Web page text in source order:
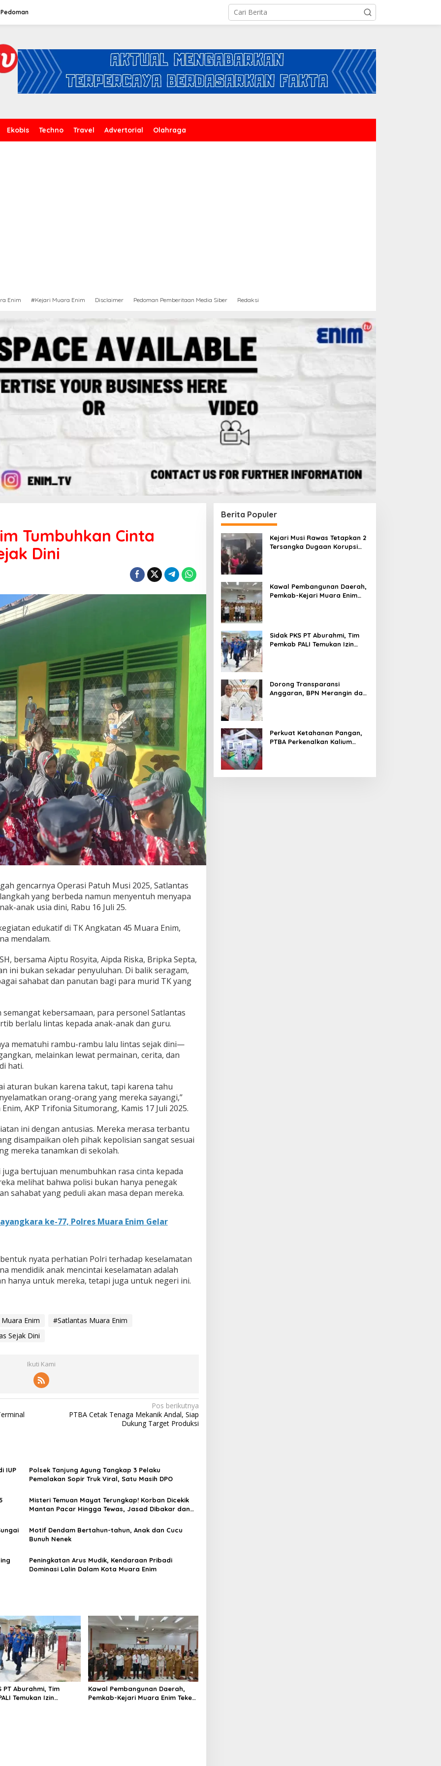
Pedoman
Ekobis Techno Travel Advertorial Olahraga
Enim #Kejari Muara Enim Disclaimer Pedoman Pemberitaan Media Siber Redaksi
Tumbuhkan Cinta
Dini
gencarnya Operasi Patuh Musi 2025, Satlantas
yang berbeda namun menyentuh menyapa
anak usia dini, Rabu 16 Juli 25.
edukatif di TK Angkatan 45 Muara Enim,
mendalam.
bersama Aiptu Rosyita, Aipda Riska, Bripka Septa,
ini bukan sekadar penyuluhan. Di balik seragam,
sahabat dan panutan bagi para murid TK yang
kebersamaan, para personel Satlantas
berlalu lintas kepada anak-anak dan guru.
mematuhi rambu-rambu lalu lintas sejak dini—
melainkan lewat permainan, cerita, dan
hati.
aturan bukan karena takut, tapi karena tahu
orang-orang yang mereka sayangi,”
AKP Trifonia Situmorang, Kamis 17 Juli 2025.
ini dengan antusias. Mereka merasa terbantu
disampaikan oleh pihak kepolisian sangat sesuai
mereka tanamkan di sekolah.
bertujuan menumbuhkan rasa cinta kepada
melihat bahwa polisi bukan hanya penegak
sahabat yang peduli akan masa depan mereka.
ke-77, Polres Muara Enim Gelar
nyata perhatian Polri terhadap keselamatan
mendidik anak mencintai keselamatan adalah
hanya untuk mereka, tetapi juga untuk negeri ini.
Enim
#Satlantas Muara Enim
Sejak Dini
Ikuti Kami
Pos berikutnya
PTBA Cetak Tenaga Mekanik Andal, Siap
Dukung Target Produksi
IUP
Polsek Tanjung Agung Tangkap 3 Pelaku
Pemalakan Sopir Truk Viral, Satu Masih DPO
Misteri Temuan Mayat Terungkap! Korban Dicekik
Mantan Pacar Hingga Tewas, Jasad Dibakar dan
Motif Dendam Bertahun-tahun, Anak dan Cucu
Bunuh Nenek
Peningkatan Arus Mudik, Kendaraan Pribadi
Dominasi Lalin Dalam Kota Muara Enim
PT Aburahmi, Tim
Temukan Izin
Kawal Pembangunan Daerah,
Pemkab-Kejari Muara Enim Teken
Berita Populer
Kejari Musi Rawas Tetapkan 2
Tersangka Dugaan Korupsi
Kawal Pembangunan Daerah,
Pemkab-Kejari Muara Enim
Sidak PKS PT Aburahmi, Tim
Pemkab PALI Temukan Izin
Dorong Transparansi
Anggaran, BPN Merangin dan
Perkuat Ketahanan Pangan,
PTBA Perkenalkan Kalium